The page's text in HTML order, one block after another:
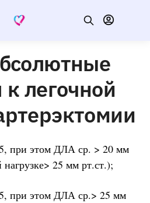
легочной
при этом ДЛА ср. > 20 мм
25 мм рт.ст.);
при этом ДЛА ср.> 25 мм